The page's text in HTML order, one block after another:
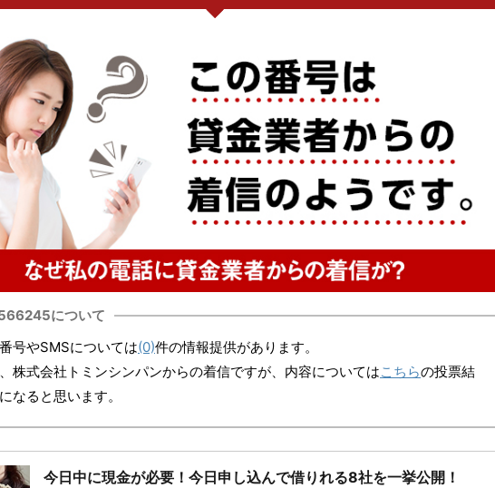
について
号やSMSについては(0)件の情報提供があります。
株式会社トミンシンパンからの着信ですが、内容についてはこちらの投票結
なると思います。
今日中に現金が必要！今日申し込んで借りれる8社を一挙公開！